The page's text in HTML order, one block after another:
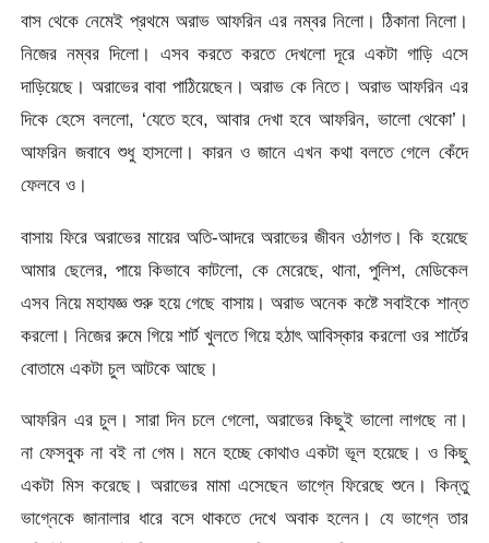
বাস থেকে নেমেই প্রথমে অরাভ আফরিন এর নম্বর নিলো। ঠিকানা নিলো।
নিজের নম্বর দিলো। এসব করতে করতে দেখলো দূরে একটা গাড়ি এসে
দাড়িয়েছে। অরাভের বাবা পাঠিয়েছেন। অরাভ কে নিতে। অরাভ আফরিন এর
দিকে হেসে বললো, ‘যেতে হবে, আবার দেখা হবে আফরিন, ভালো থেকো’।
আফরিন জবাবে শুধু হাসলো। কারন ও জানে এখন কথা বলতে গেলে কেঁদে
ফেলবে ও।
বাসায় ফিরে অরাভের মায়ের অতি-আদরে অরাভের জীবন ওঠাগত। কি হয়েছে
আমার ছেলের, পায়ে কিভাবে কাটলো, কে মেরেছে, থানা, পুলিশ, মেডিকেল
এসব নিয়ে মহাযজ্ঞ শুরু হয়ে গেছে বাসায়। অরাভ অনেক কষ্টে সবাইকে শান্ত
করলো। নিজের রুমে গিয়ে শার্ট খুলতে গিয়ে হঠাৎ আবিস্কার করলো ওর শার্টের
বোতামে একটা চুল আটকে আছে।
আফরিন এর চুল। সারা দিন চলে গেলো, অরাভের কিছুই ভালো লাগছে না।
না ফেসবুক না বই না গেম। মনে হচ্ছে কোথাও একটা ভূল হয়েছে। ও কিছু
একটা মিস করেছে। অরাভের মামা এসেছেন ভাগ্নে ফিরেছে শুনে। কিন্তু
ভাগ্নেকে জানালার ধারে বসে থাকতে দেখে অবাক হলেন। যে ভাগ্নে তার